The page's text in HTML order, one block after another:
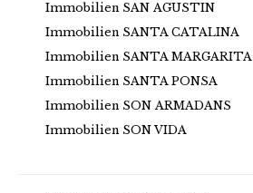
Immobilien SAN AGUSTIN
Immobilien SANTA CATALINA
Immobilien SANTA MARGARITA
Immobilien SANTA PONSA
Immobilien SON ARMADANS
Immobilien SON VIDA